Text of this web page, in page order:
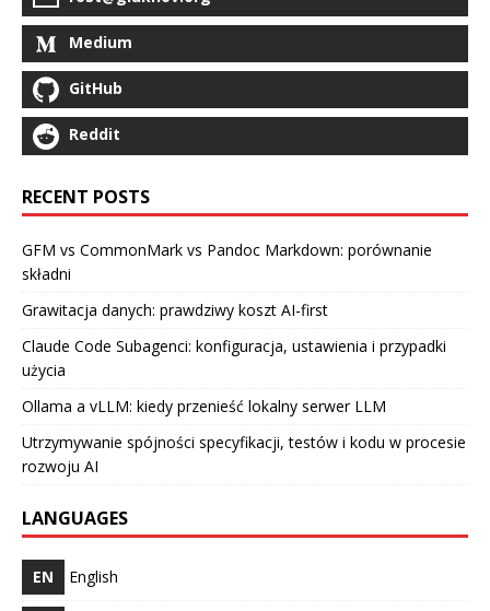
Medium
GitHub
Reddit
RECENT POSTS
GFM vs CommonMark vs Pandoc Markdown: porównanie
składni
Grawitacja danych: prawdziwy koszt AI-first
Claude Code Subagenci: konfiguracja, ustawienia i przypadki
użycia
Ollama a vLLM: kiedy przenieść lokalny serwer LLM
Utrzymywanie spójności specyfikacji, testów i kodu w procesie
rozwoju AI
LANGUAGES
EN English